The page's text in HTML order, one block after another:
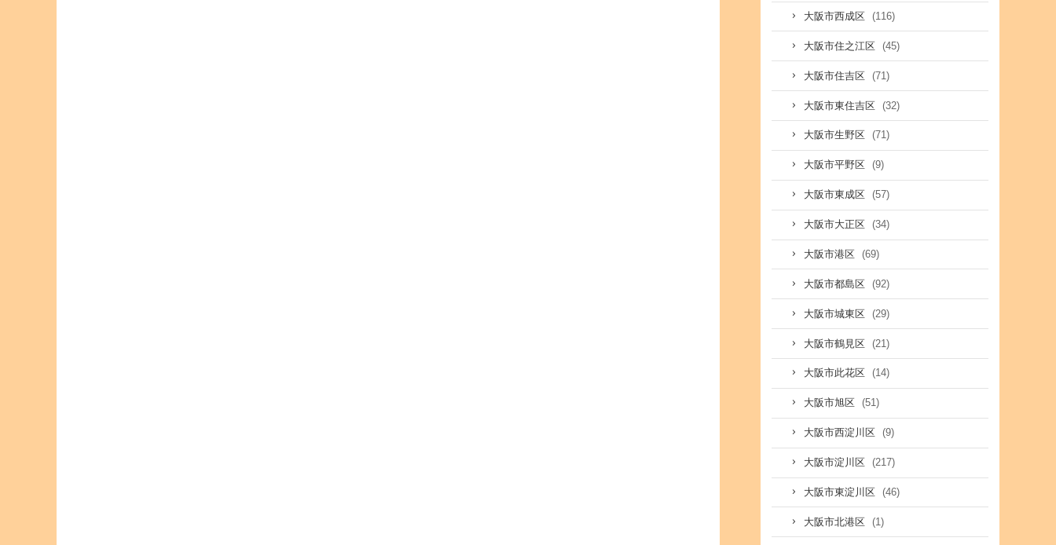
大阪市西成区 (116)
大阪市住之江区 (45)
大阪市住吉区 (71)
大阪市東住吉区 (32)
大阪市生野区 (71)
大阪市平野区 (9)
大阪市東成区 (57)
大阪市大正区 (34)
大阪市港区 (69)
大阪市都島区 (92)
大阪市城東区 (29)
大阪市鶴見区 (21)
大阪市此花区 (14)
大阪市旭区 (51)
大阪市西淀川区 (9)
大阪市淀川区 (217)
大阪市東淀川区 (46)
大阪市北港区 (1)